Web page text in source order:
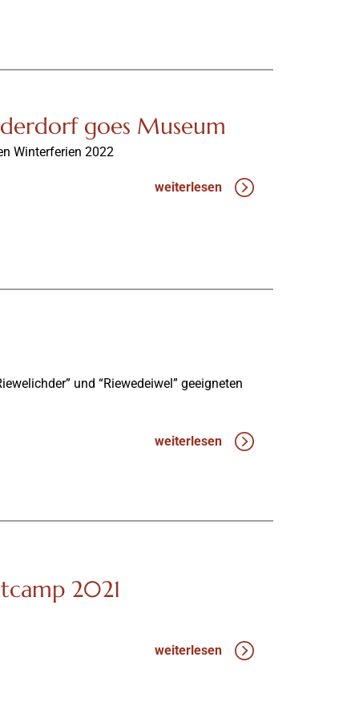
goes Museum
Winterferien 2022
weiterlesen
und “Riewedeiwel” geeigneten
weiterlesen
2021
weiterlesen